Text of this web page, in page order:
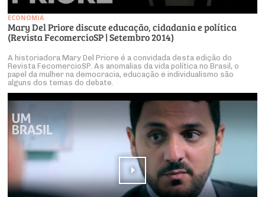
ECONOMIA
Mary Del Priore discute educação, cidadania e política
(Revista FecomercioSP | Setembro 2014)
A historiadora Mary Del Priore é a convidada desta edição do
Revista FecomercioSP. As anomalias da vida política no Brasil, o
papel da mulher na democracia, educação e individualismo são
alguns dos temas do debate.